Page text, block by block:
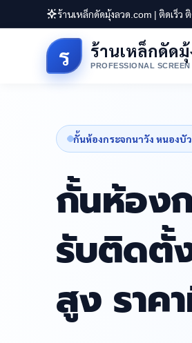
ร้านเหล็กดัดมุ้งลวด.com | ติดเร็ว
ร ร้านเหล็กดัด
PROFESSIONAL
กั้นห้องกระจกนาวัง หนองบั
กั้นห้อง
รับติดตั้
สูง ราค